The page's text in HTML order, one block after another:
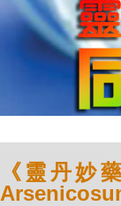
《靈丹妙